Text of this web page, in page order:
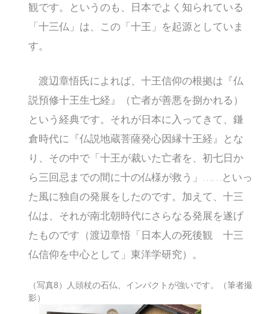
観です。というのも、日本でよく知られている
「十三仏」は、この「十王」を起源としていま
す。
渡辺章悟氏によれば、十王信仰の根拠は『仏
説預修十王生七経』（亡者が善悪を捌かれる）
という経典です。それが日本に入ってきて、鎌
倉時代に『仏説地蔵菩薩発心因縁十王経』とな
り、その中で「十王が裁いた亡者を、初七日か
ら三回忌までの間に十の仏様が救う」……といっ
た風に独自の発展をしたのです。加えて、十三
仏は、それが南北朝時代にさらなる発展を遂げ
たものです（渡辺章悟「日本人の死後観 十三
仏信仰を中心として」東洋学研究）。
（写真8）人頭杖の石仏、インパクトが強いです。（筆者撮
影）